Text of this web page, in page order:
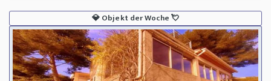
💎Objekt der Woche💘